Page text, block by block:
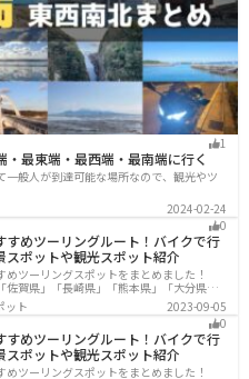
1
最東端・最西端・最南端に行く
般人が到達可能な場所なので、観光やツ
2024-02-24
0
すめツーリングルート！バイクで行
スポットや観光スポット紹介
めツーリングスポットをまとめました！
佐賀県」「長崎県」「熊本県」「大分県」
鹿児島県」の各県の観光地紹介します。自
や湖、温泉地が点在し、四季折々の景色を
ットが多数あります。バイクで九州にツー
際は参考にしてください。
ット
2023-09-05
0
すめツーリングルート！バイクで行
スポットや観光スポット紹介
めツーリングスポットをまとめました！